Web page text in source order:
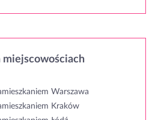
miejscowościach
Warszawa
Kraków